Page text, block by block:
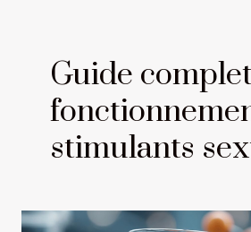
Guide
stimulants